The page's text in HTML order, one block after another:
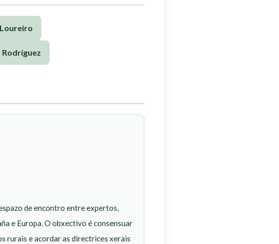
Rodríguez
de encontro entre expertos,
e Europa. O obxectivo é consensuar
rurais e acordar as directrices xerais